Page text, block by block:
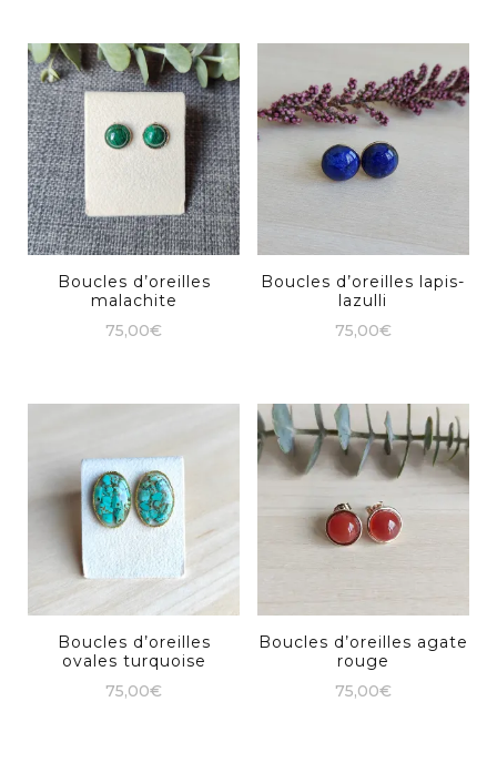
Boucles d’oreilles
malachite
75,00€
Boucles d’oreilles lapis-
lazulli
75,00€
Boucles d’oreilles
ovales turquoise
75,00€
Boucles d’oreilles agate
rouge
75,00€